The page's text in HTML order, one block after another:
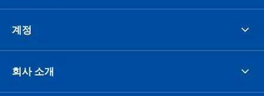
계정
회사 소개